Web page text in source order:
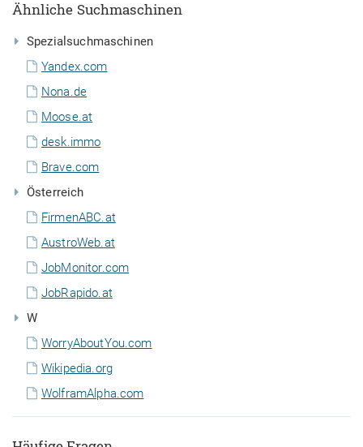
Ähnliche Suchmaschinen
Spezialsuchmaschinen
Yandex.com
Nona.de
Moose.at
desk.immo
Brave.com
Österreich
FirmenABC.at
AustroWeb.at
JobMonitor.com
JobRapido.at
W
WorryAboutYou.com
Wikipedia.org
WolframAlpha.com